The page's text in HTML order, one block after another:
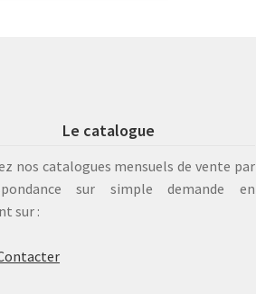
Le catalogue
nos catalogues mensuels de vente par
sur simple demande en
sur :